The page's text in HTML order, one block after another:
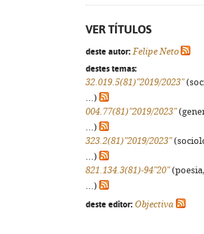
VER TÍTULOS
deste autor: Felipe Neto
destes temas:
32.019.5(81)"2019/2023"
...)
004.77(81)"2019/2023"
...)
323.2(81)"2019/2023"
...)
821.134.3(81)-94"20"
...)
deste editor: Objectiva